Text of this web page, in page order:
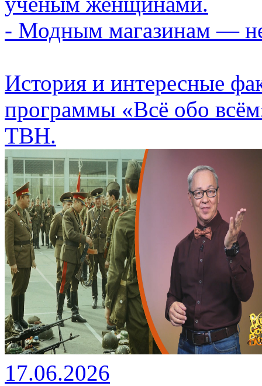
- Модным магазинам —
История и интересные
программы «Всё обо
ТВН.
17.06.2026